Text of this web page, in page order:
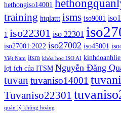
hethongiso14001
training htqlattt isms iso9001
1 iso22301 iso 22301
iso27001:2022 iso27002 iso45001
Việt Nam itsm khóa học ISO AI
lợi ích của ITSM Nguyễn Đăng
tuvan tuvaniso14001
Tuvaniso22301
quản lý khủng hoảng